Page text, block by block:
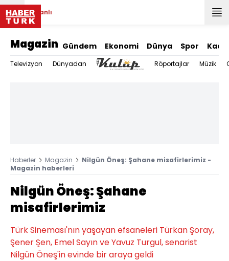
Canlı
Magazin Gündem Ekonomi Dünya Spor
Televizyon Dünyadan Röportajlar Müzik
Haberler Magazin
Nilgün Öneş: Şahane misafirlerimiz -
Magazin haberleri
Nilgün Öneş: Şahane
misafirlerimiz
Türk Sineması'nın yaşayan efsaneleri Türkan Şoray,
Şener Şen, Emel Sayın ve Yavuz Turgul, senarist
Nilgün Öneş'in evinde bir araya geldi